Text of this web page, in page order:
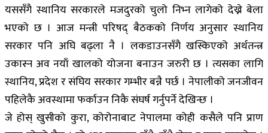
यससँगै स्थानिय सरकारले मजदुरको चुलो निभ्न लागेको देख्ने बेला
भएको छ । आज मन्त्री परिषद् बैठकको निर्णय अनुसार स्थानिय
सरकार पनि अघि बढ्ला नै । लकडाउनसँगै खस्किएको अर्थतन्त्र
उकास्न अव नयाँ खालको योजना बनाउन जरुरी छ । त्यसका लागि
स्थानिय, प्रदेश र संघिय सरकार गम्भीर बन्नै पर्छ । नेपालीको जनजीवन
पहिलेकै अवस्थामा फर्काउन निकै संघर्ष गर्नुपर्ने देखिन्छ ।
जे होस् खुसीको कुरा, कोरोनाबाट नेपालमा कोही कसैले पनि प्राण